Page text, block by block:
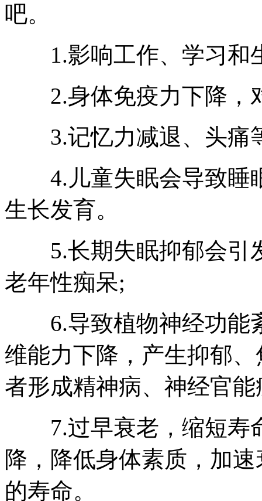
吧。
1.影响工作、学习和
2.身体免疫力下降，
3.记忆力减退、头痛
4.儿童失眠会导致睡
生长发育。
5.长期失眠抑郁会引
老年性痴呆;
6.导致植物神经功能
维能力下降，产生抑郁
者形成精神病、神经官能
7.过早衰老，缩短寿
降，降低身体素质，加
的寿命。